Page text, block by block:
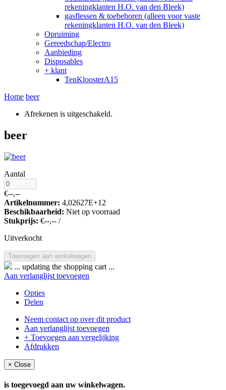
rekeningklanten H.O. van den Bleek)
gasflessen & toebehoren (alleen voor vaste
rekeningklanten H.O. van den Bleek)
Opruiming
Gereedschap/Electro
Aanbieding
Disposables
+ klant
TenKloosterA15
Home beer
Afrekenen is uitgeschakeld.
beer
Aantal
€--,--
Artikelnummer: 4,02627E+12
Beschikbaarheid: Niet op voorraad
Stukprijs: €--,-- /
Uitverkocht
... updating the shopping cart ...
Aan verlanglijst toevoegen
Opties
Delen
Neem contact op over dit product
Aan verlanglijst toevoegen
+ Toevoegen aan vergelijking
Afdrukken
× Close
is toegevoegd aan uw winkelwagen.